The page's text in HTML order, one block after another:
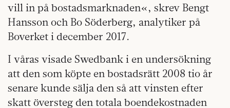
vill in på bostadsmarknaden«, skrev Bengt
Hansson och Bo Söderberg, analytiker på
Boverket i december 2017.
I våras visade Swedbank i en undersökning
att den som köpte en bostadsrätt 2008 tio år
senare kunde sälja den så att vinsten efter
skatt översteg den totala boendekostnaden